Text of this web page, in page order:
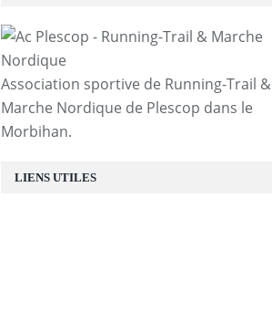
Association sportive de Running-Trail &
Marche Nordique de Plescop dans le
Morbihan.
LIENS UTILES